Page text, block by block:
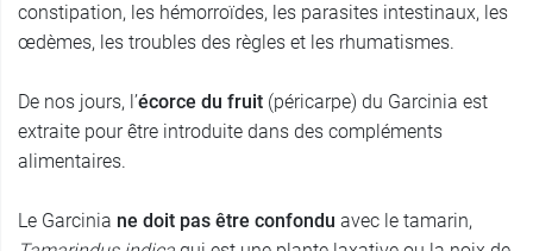
constipation, les hémorroïdes, les parasites intestinaux, les
œdèmes, les troubles des règles et les rhumatismes.
De nos jours, l’écorce du fruit (péricarpe) du Garcinia est
extraite pour être introduite dans des compléments
alimentaires.
Le Garcinia ne doit pas être confondu avec le tamarin,